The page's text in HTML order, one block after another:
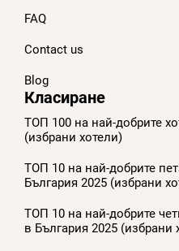
FAQ
Contact us
Blog
Класиране
ТОП 100 на най-добрите
(избрани хотели)
ТОП 10 на най-добрите
България 2025 (избрани
ТОП 10 на най-добрите
в България 2025 (избрани